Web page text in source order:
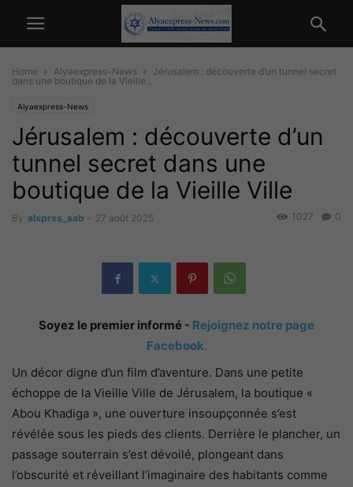
Home Alyaexpress-News
Jérusalem : découverte d’un tunnel secret
dans une boutique de la Vieille...
Alyaexpress-News
Jérusalem : découverte d’un
tunnel secret dans une
boutique de la Vieille Ville
By alxprss_sab - 27 août 2025 0
1027
Soyez le premier informé - Rejoignez notre page
Facebook.
Un décor digne d’un film d’aventure. Dans une petite
échoppe de la Vieille Ville de Jérusalem, la boutique «
Abou Khadiga », une ouverture insoupçonnée s’est
révélée sous les pieds des clients. Derrière le plancher, un
passage souterrain s’est dévoilé, plongeant dans
l’obscurité et réveillant l’imaginaire des habitants comme